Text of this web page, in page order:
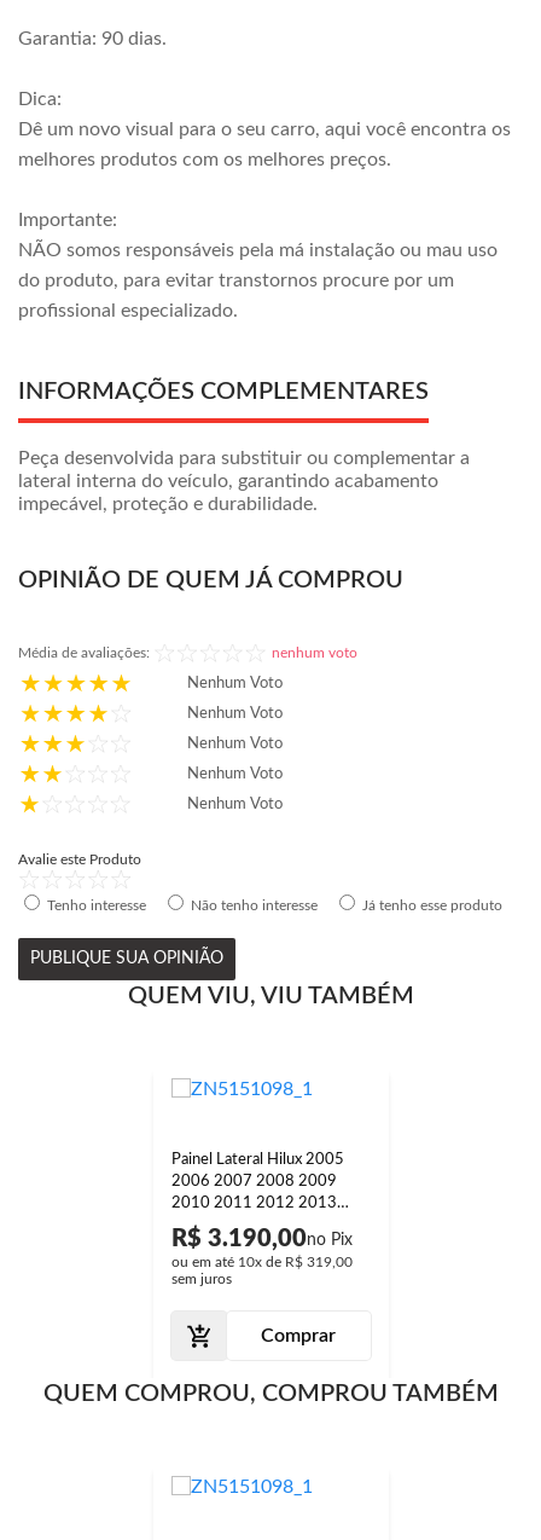
Garantia: 90 dias.
Dica:
Dê um novo visual para o seu carro, aqui você encontra os
melhores produtos com os melhores preços.
Importante:
NÃO somos responsáveis pela má instalação ou mau uso
do produto, para evitar transtornos procure por um
profissional especializado.
INFORMAÇÕES COMPLEMENTARES
Peça desenvolvida para substituir ou complementar a
lateral interna do veículo, garantindo acabamento
impecável, proteção e durabilidade.
OPINIÃO DE QUEM JÁ COMPROU
Média de avaliações: nenhum voto
Nenhum Voto
Nenhum Voto
Nenhum Voto
Nenhum Voto
Nenhum Voto
Avalie este Produto
Tenho interesse Não tenho interesse Já tenho esse produto
PUBLIQUE SUA OPINIÃO
QUEM VIU, VIU TAMBÉM
Painel Lateral Hilux 2005
2006 2007 2008 2009
2010 2011 2012 2013
2014 2015 Interno Porta
R$ 3.190,00
ou em até 10xde R$ 319,00
sem juros
Comprar
QUEM COMPROU, COMPROU TAMBÉM